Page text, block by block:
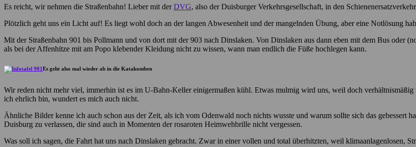
Es reicht, wir nehmen die Straßenbahn! Lieber mit derDVG, also der Duisburger Verkehrsgesellschaft, in den
Plötzlich geht uns ein Licht auf! Es liegt wohl doch an der langen Abwesenheit und der mangelnden Übung, aber eine Notlösung
Mit der Straßenbahn 901 bis Pollmann und von dort mit der 903 nach Dinslaken. Von Dinslaken aus dann eben mit dem Bus oder
als bei der Affenhitze mit am Popo klebender Kleidung nicht zu wissen, wann man endlich die Füße hochlegen kann.
Es geht also mal wieder ab in die Katakomben
Wir reden nicht mehr viel, immerhin ist es im U-Bahn-Keller einigermaßen kühl. Etwas mulmig wird uns, weil doch verhältnismäßig
ich ehrlich bin, wundert es mich auch nicht.
Ähnliche Bilder kenne ich auch schon aus der Zeit, als ich vom Odenwald noch nichts wusste und warum sollte sich das gebessert
Duisburg zu verlassen, die sind auch in Momenten der rosaroten Heimwehbrille nicht vergessen.
Was soll ich sagen, die Fahrt hat uns nach Dinslaken gebracht. Zwar in einer vollen und total überhitzten, weil klimaanlagenlosen,